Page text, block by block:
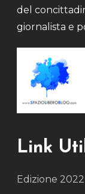
del
giornalista e
Link
Edizione 2022